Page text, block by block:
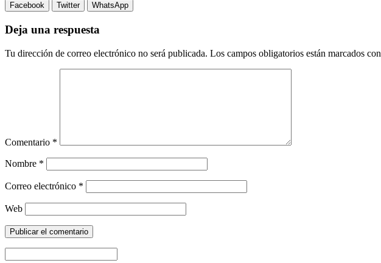
Facebook Twitter WhatsApp
Deja una respuesta
Tu dirección de correo electrónico no será publicada. Los campos obligatorios están marcados con
Comentario *
Nombre *
Correo electrónico *
Web